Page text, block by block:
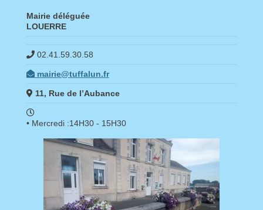
Mairie déléguée
LOUERRE
02.41.59.30.58
mairie@tuffalun.fr
11, Rue de l’Aubance
• Mercredi :14H30 - 15H30